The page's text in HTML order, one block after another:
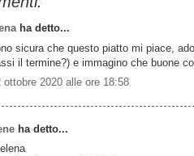
ha detto...
sicura che questo piatto mi piace,
il termine?) e immagino che buone
ottobre 2020 alle ore 18:58
ha detto...